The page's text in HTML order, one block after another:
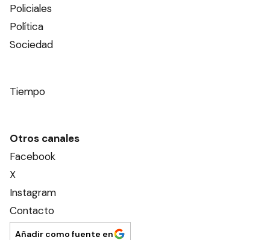
Policiales
Política
Sociedad
Tiempo
Otros canales
Facebook
X
Instagram
Contacto
Añadir como fuente en